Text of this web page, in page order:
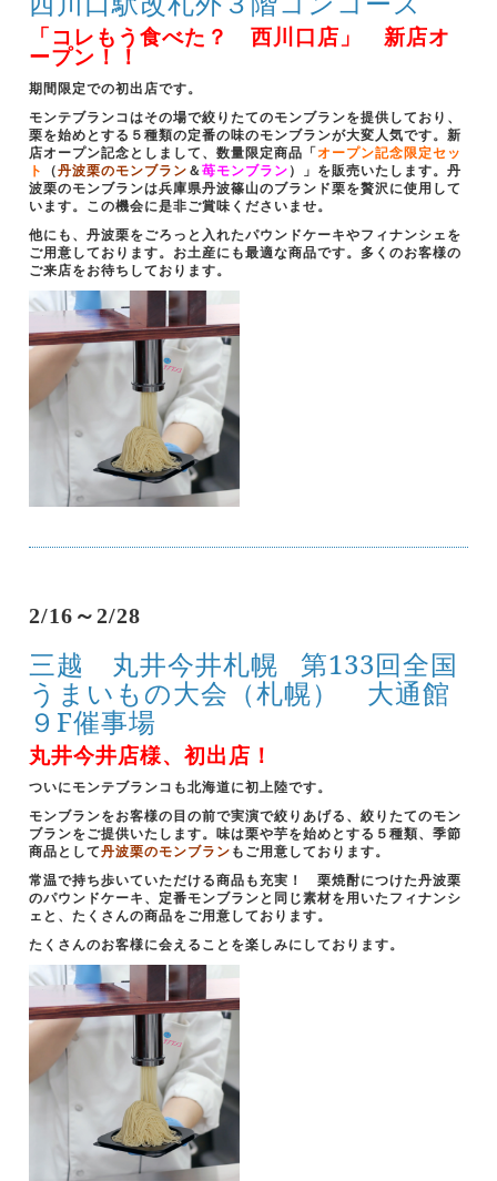
「コレもう食べた？ 西川口店」 新店オ
ープン！！
期間限定での初出店です。
モンテブランコはその場で絞りたてのモンブランを提供しており、
栗を始めとする５種類の定番の味のモンブランが大変人気です。新
店オープン記念としまして、数量限定商品 「オープン記念限定セッ
ト
（丹波栗のモンブラン ＆苺モンブラン ）」を販売いたします。丹
波栗のモンブランは兵庫県丹波篠山のブランド栗を贅沢に使用して
います。この機会に是非ご賞味くださいませ。
他にも、丹波栗をごろっと入れたパウンドケーキやフィナンシェを
ご用意しております。お土産にも最適な商品です。多くのお客様の
ご来店をお待ちしております。
2/16～2/28
三越 丸井今井札幌 第133回全国
うまいもの大会（札幌） 大通館
９F催事場
丸井今井店様、初出店！
ついにモンテブランコも北海道に初上陸です。
モンブランをお客様の目の前で実演で絞りあげる、絞りたてのモン
ブランをご提供いたします。味は栗や芋を始めとする５種類、季節
商品として丹波栗のモンブラン もご用意しております。
常温で持ち歩いていただける商品も充実！ 栗焼酎につけた丹波栗
のパウンドケーキ、定番モンブランと同じ素材を用いたフィナンシ
ェと、たくさんの商品をご用意しております。
たくさんのお客様に会えることを楽しみにしております。